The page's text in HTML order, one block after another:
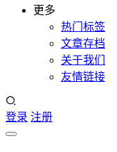
更多
热门标签
文章存档
关于我们
友情链接
登录 注册